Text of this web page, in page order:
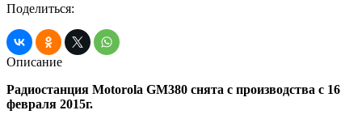
Поделиться:
Описание
Радиостанция Motorola GM380 снята с производства с 16
февраля 2015г.